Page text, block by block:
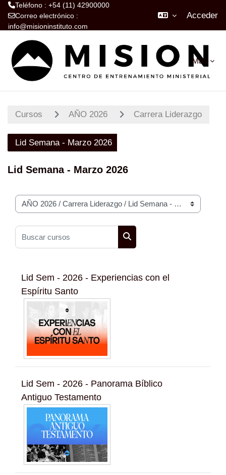
Teléfono : +54 (11) 42900000
Correo electrónico :
info@misioninstituto.com
Acceder
Más
Cursos AÑO 2026 Carrera Liderazgo
Lid Semana - Marzo 2026
Lid Semana - Marzo 2026
Categorías
Buscar cursos
Buscar cursos
Lid Sem - 2026 - Experiencias con el
Espíritu Santo
Lid Sem - 2026 - Panorama Bíblico
Antiguo Testamento